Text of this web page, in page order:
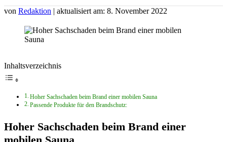
von Redaktion | aktualisiert am: 8. November 2022
Inhaltsverzeichnis
Hoher Sachschaden beim Brand einer mobilen Sauna
Passende Produkte für den Brandschutz:
Hoher Sachschaden beim Brand einer